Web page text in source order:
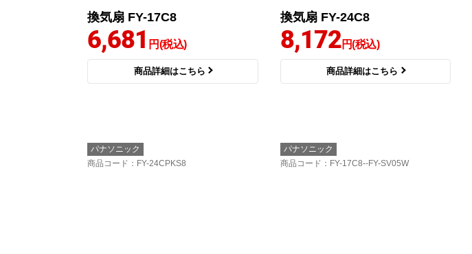
換気扇 FY-17C8
6,681 円(税込)
商品詳細はこちら
換気扇 FY-24C8
8,172円(税込)
商品詳細はこちら
パナソニック
商品コード ：FY-24CPKS8
パナソニック
商品コード ：FY-17C8--FY-SV05W